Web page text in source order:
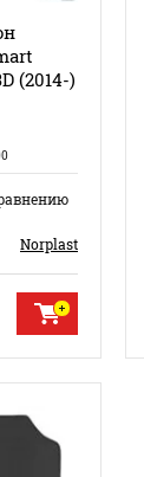
(2014-)
Norplast